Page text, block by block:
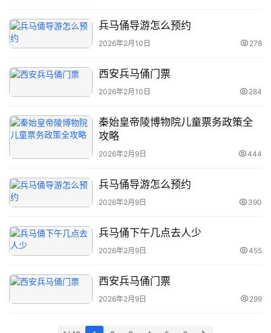
兵马俑导游怎么预约
2026年2月10日 278
西安兵马俑门票
2026年2月10日 284
秦始皇帝陵博物院儿童票务政策全
攻略
2026年2月9日 444
兵马俑导游怎么预约
2026年2月9日 390
兵马俑下午几点去人少
2026年2月9日 455
西安兵马俑门票
2026年2月9日 299